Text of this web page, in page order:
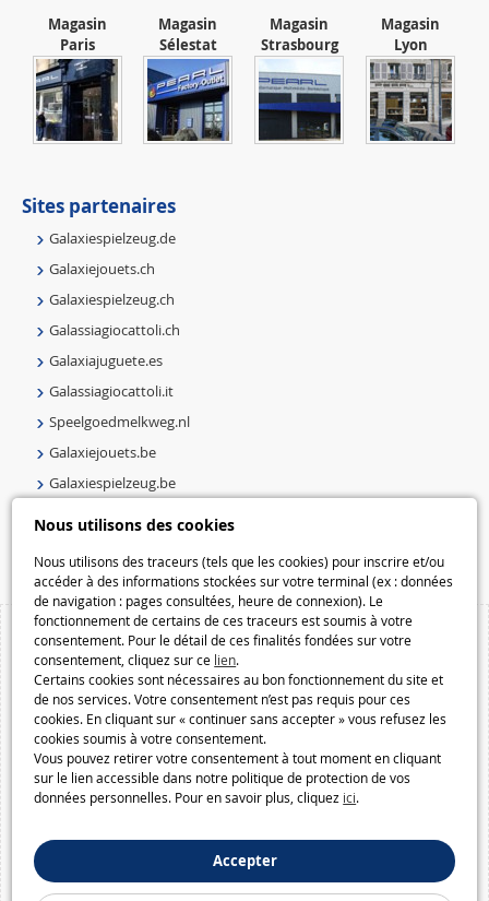
Nous utilisons des cookies
Nous utilisons des traceurs (tels que les cookies) pour inscrire et/ou
accéder à des informations stockées sur votre terminal (ex : données
de navigation : pages consultées, heure de connexion). Le
fonctionnement de certains de ces traceurs est soumis à votre
consentement. Pour le détail de ces finalités fondées sur votre
consentement, cliquez sur ce lien.
Certains cookies sont nécessaires au bon fonctionnement du site et
de nos services. Votre consentement n’est pas requis pour ces
cookies. En cliquant sur « continuer sans accepter » vous refusez les
cookies soumis à votre consentement.
Vous pouvez retirer votre consentement à tout moment en cliquant
sur le lien accessible dans notre politique de protection de vos
données personnelles. Pour en savoir plus, cliquez ici.
Accepter
Magasin
Paris
Magasin
Sélestat
Magasin
Strasbourg
Magasin
Lyon
Sites partenaires
Galaxiespielzeug.de
Galaxiejouets.ch
Galaxiespielzeug.ch
Galassiagiocattoli.ch
Galaxiajuguete.es
Galassiagiocattoli.it
Speelgoedmelkweg.nl
Galaxiejouets.be
Galaxiespielzeug.be